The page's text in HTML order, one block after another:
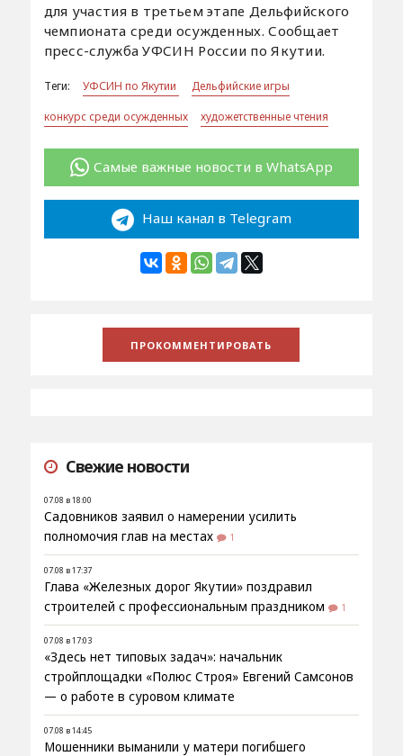
для участия в третьем этапе Дельфийского
чемпионата среди осужденных. Сообщает
пресс-служба УФСИН России по Якутии.
Теги: УФСИН по Якутии
Дельфийские игры
конкурс среди осужденных
художетственные чтения
Самые важные новости в WhatsApp
Наш канал в Telegram
Свежие новости
07.08 в 18:00
Садовников заявил о намерении усилить
полномочия глав на местах
1
07.08 в 17:37
Глава «Железных дорог Якутии» поздравил
строителей с профессиональным праздником
1
07.08 в 17:03
«Здесь нет типовых задач»: начальник
стройплощадки «Полюс Строя» Евгений Самсонов
— о работе в суровом климате
07.08 в 14:45
Мошенники выманили у матери погибшего